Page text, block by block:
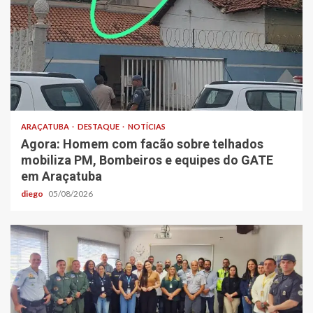
ARAÇATUBA DESTAQUE NOTÍCIAS
Agora: Homem com facão sobre telhados
mobiliza PM, Bombeiros e equipes do GATE
em Araçatuba
diego 05/08/2026